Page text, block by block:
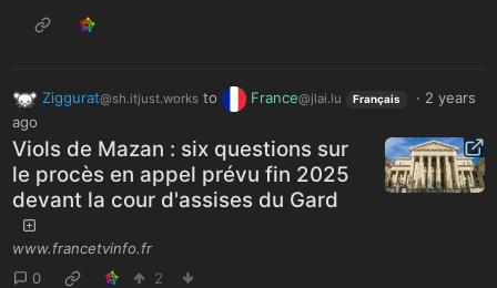
Ziggurat@sh.itjust.worksto France@jlai.lu Français · 2 years
ago
Viols de Mazan : six questions sur
le procès en appel prévu fin 2025
devant la cour d'assises du Gard
www.francetvinfo.fr
0
2